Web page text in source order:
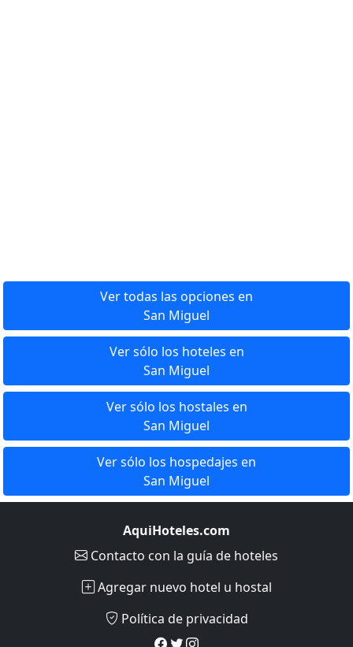
Ver todas las opciones en
San Miguel
Ver sólo los hoteles en
San Miguel
Ver sólo los hostales en
San Miguel
Ver sólo los hospedajes en
San Miguel
AquiHoteles.com
Contacto con la guía de hoteles
Agregar nuevo hotel u hostal
Política de privacidad